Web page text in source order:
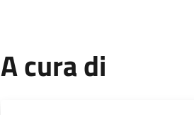
A cura di